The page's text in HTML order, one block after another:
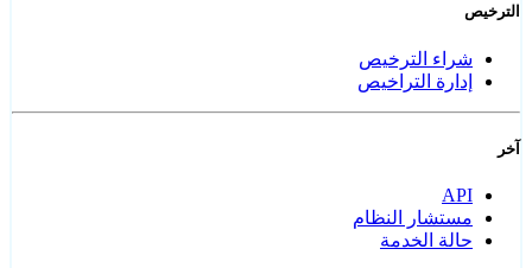
الترخيص
شراء الترخيص
إدارة التراخيص
آخر
API
مستشار النظام
حالة الخدمة